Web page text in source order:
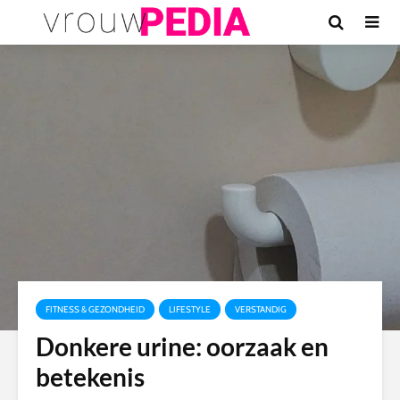
FITNESS & GEZONDHEID LIFESTYLE VERSTANDIG
Donkere urine: oorzaak en
betekenis